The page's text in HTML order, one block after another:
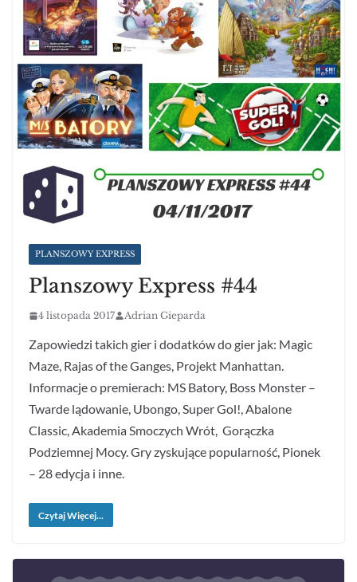
PLANSZOWY EXPRESS
Planszowy Express #44
4 listopada 2017 Adrian Gieparda
Zapowiedzi takich gier i dodatków do gier jak: Magic
Maze, Rajas of the Ganges, Projekt Manhattan.
Informacje o premierach: MS Batory, Boss Monster –
Twarde lądowanie, Ubongo, Super Gol!, Abalone
Classic, Akademia Smoczych Wrót, Gorączka
Podziemnej Mocy. Gry zyskujące popularność, Pionek
– 28 edycja i inne.
Czytaj Więcej...